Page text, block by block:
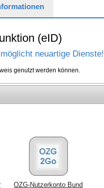
(eID)
neuartige Dienste!
genutzt werden können.
OZG-Nutzerkonto Bund